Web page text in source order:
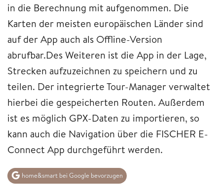
in die Berechnung mit aufgenommen. Die
Karten der meisten europäischen Länder sind
auf der App auch als Offline-Version
abrufbar.Des Weiteren ist die App in der Lage,
Strecken aufzuzeichnen zu speichern und zu
teilen. Der integrierte Tour-Manager verwaltet
hierbei die gespeicherten Routen. Außerdem
ist es möglich GPX-Daten zu importieren, so
kann auch die Navigation über die FISCHER E-
Connect App durchgeführt werden.
home&smart bei Google bevorzugen